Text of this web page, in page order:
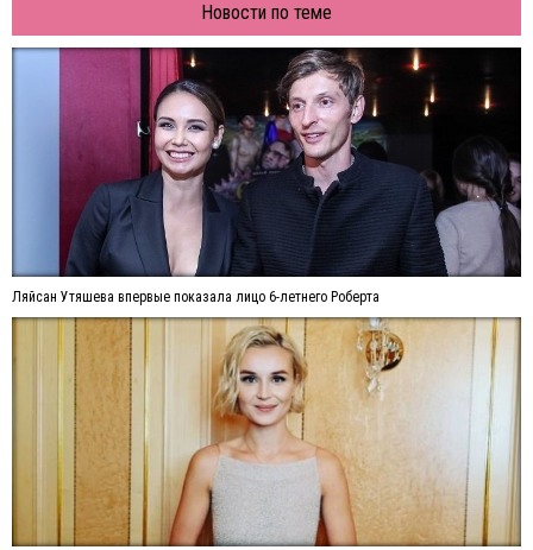
Новости по теме
Ляйсан Утяшева впервые показала лицо 6-летнего Роберта